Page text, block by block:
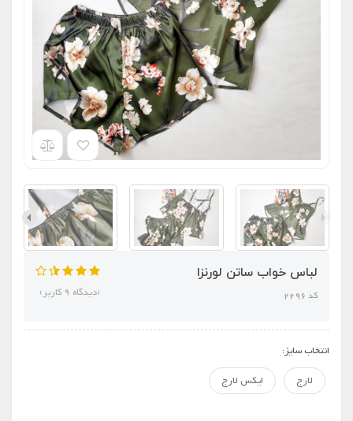
لباس خواب ساتن لورنزا
کد 2296 (دیدگاه 9 کاربر)
انتخاب سایز:
لارج
ایکس لارج